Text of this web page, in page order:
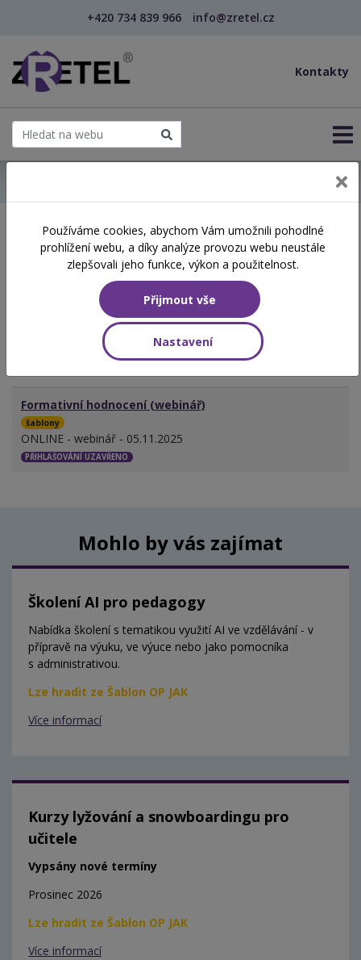
+420 734 839 966 info@zretel.cz
Kontakty
Školení začínající 05. 11.
2025
Aktuálně vypsané termíny
Formativní hodnocení (webinář)
šablony
ONLINE - webinář - 05.11.2025
PŘIHLAŠOVÁNÍ UZAVŘENO
Mohlo by vás zajímat
Školení AI pro pedagogy
Nabídka školení s tematikou využití AI ve vzdělávání - v
přípravě na výuku, ve výuce nebo jako pomocníka
s administrativou.
Lze hradit ze Šablon OP JAK
Více informací
Kurzy lyžování a snowboardingu pro
učitele
Vypsány nové termíny
Prosinec 2026
Lze hradit ze Šablon OP JAK
Více informací
Používáme cookies, abychom Vám umožnili pohodlné
prohlížení webu, a díky analýze provozu webu neustále
zlepšovali jeho funkce, výkon a použitelnost.
Přijmout vše
Nastavení